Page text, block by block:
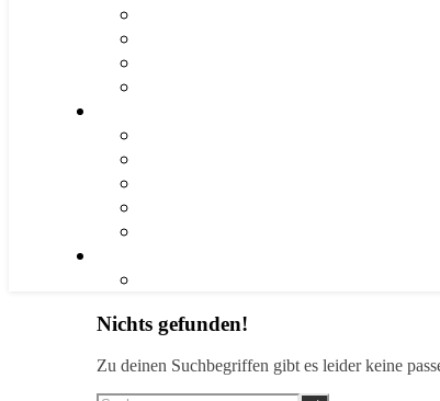
Nichts gefunden!
Zu deinen Suchbegriffen gibt es leider keine